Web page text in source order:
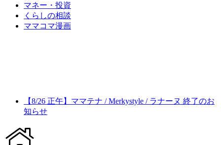
マネー・投資
くらしの相談
ママコマ漫画
【8/26 正午】ママテナ / Merkystyle / ラナーヌ 終了のお
知らせ